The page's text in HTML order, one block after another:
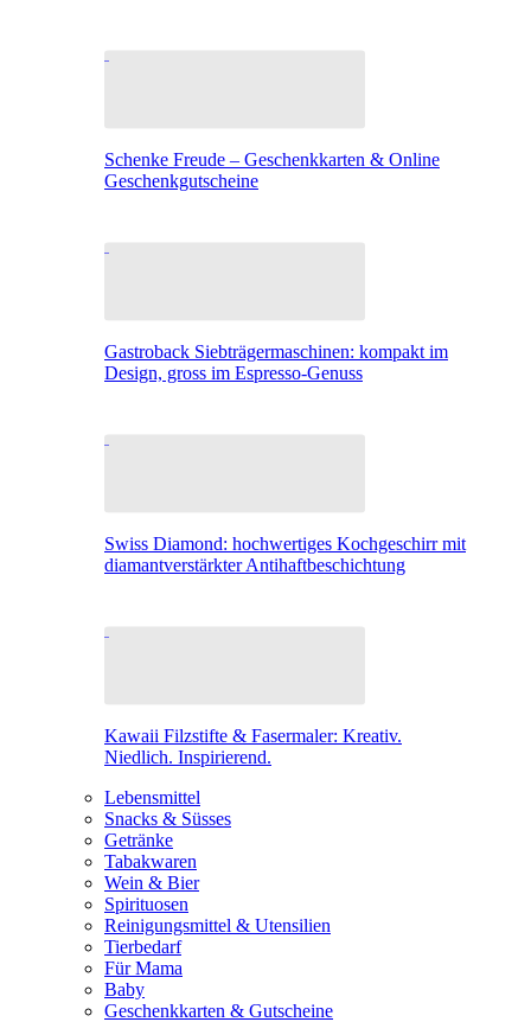
Schenke Freude – Geschenkkarten & Online
Geschenkgutscheine
Gastroback Siebträgermaschinen: kompakt im
Design, gross im Espresso-Genuss
Swiss Diamond: hochwertiges Kochgeschirr mit
diamantverstärkter Antihaftbeschichtung
Kawaii Filzstifte & Fasermaler: Kreativ.
Niedlich. Inspirierend.
Lebensmittel
Snacks & Süsses
Getränke
Tabakwaren
Wein & Bier
Spirituosen
Reinigungsmittel & Utensilien
Tierbedarf
Für Mama
Baby
Geschenkkarten & Gutscheine